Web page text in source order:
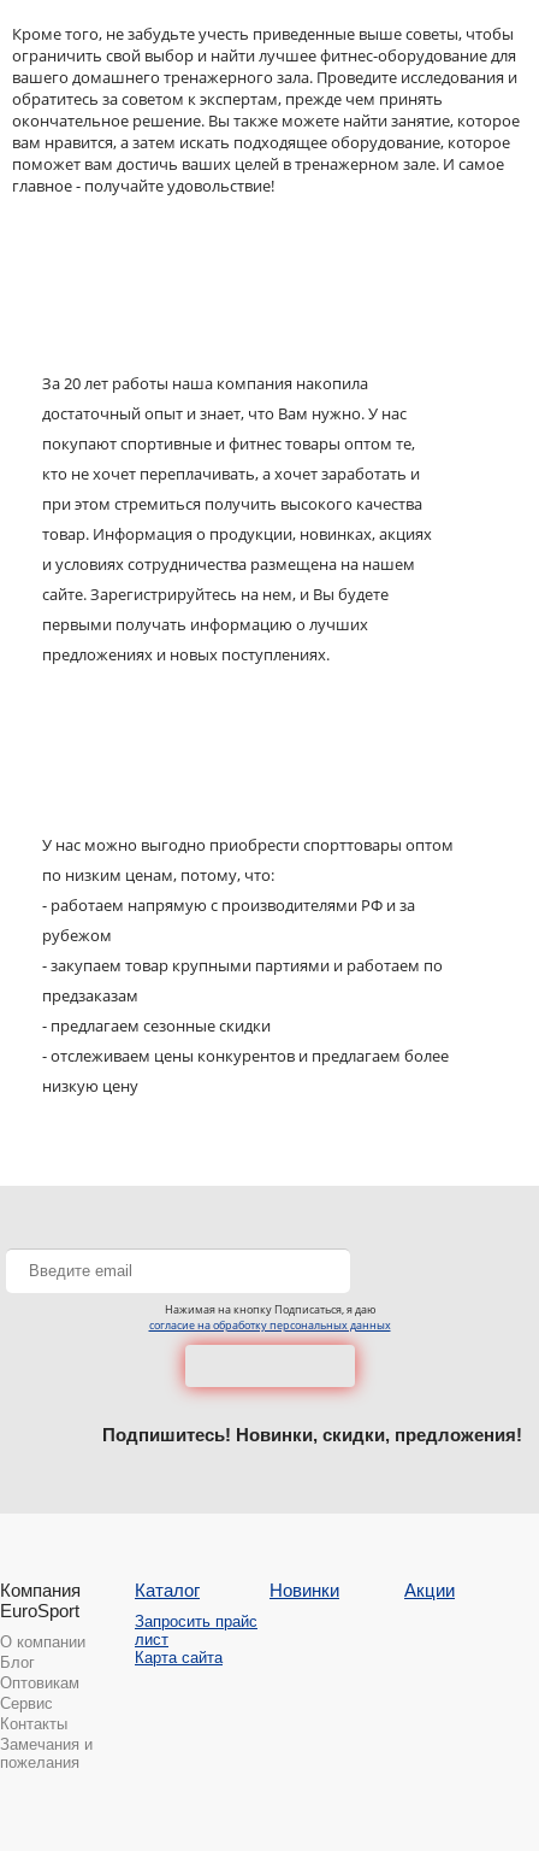
Кроме того, не забудьте учесть приведенные выше советы, чтобы
ограничить свой выбор и найти лучшее фитнес-оборудование для
вашего домашнего тренажерного зала. Проведите исследования и
обратитесь за советом к экспертам, прежде чем принять
окончательное решение. Вы также можете найти занятие, которое
вам нравится, а затем искать подходящее оборудование, которое
поможет вам достичь ваших целей в тренажерном зале. И самое
главное - получайте удовольствие!
За 20 лет работы наша компания накопила
достаточный опыт и знает, что Вам нужно. У нас
покупают спортивные и фитнес товары оптом те,
кто не хочет переплачивать, а хочет заработать и
при этом стремиться получить высокого качества
товар. Информация о продукции, новинках, акциях
и условиях сотрудничества размещена на нашем
сайте. Зарегистрируйтесь на нем, и Вы будете
первыми получать информацию о лучших
предложениях и новых поступлениях.
У нас можно выгодно приобрести спорттовары оптом
по низким ценам, потому, что:
- работаем напрямую с производителями РФ и за
рубежом
- закупаем товар крупными партиями и работаем по
предзаказам
- предлагаем сезонные скидки
- отслеживаем цены конкурентов и предлагаем более
низкую цену
Нажимая на кнопку Подписаться, я даю
согласие на обработку персональных данных
Подпишитесь! Новинки, скидки, предложения!
Компания
EuroSport
О компании
Блог
Оптовикам
Сервис
Контакты
Замечания и
пожелания
Каталог
Запросить прайс
лист
Карта сайта
Новинки Акции